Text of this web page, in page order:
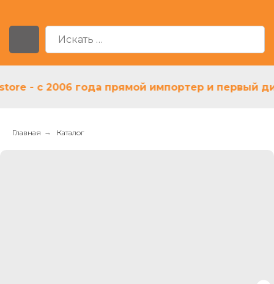
- с 2006 года прямой импортер и первый
Главная → Каталог